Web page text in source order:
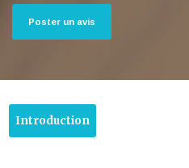
Poster un avis
Introduction